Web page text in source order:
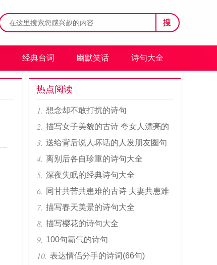
搜
经典台词 幽默笑话 诗句大全
热点阅读
想念却不敢打扰的诗句
描写女子美貌的古诗 夸女人漂亮的
经典诗词
送给背后说人坏话的人发朋友圈句
子
离别后各自珍重的诗句大全
深夜失眠的经典诗句大全
同甘共苦共患难的古诗 夫妻共患难
的诗句
描写春天美景的诗句大全
描写樱花的诗句大全
100句霸气的诗句
表达情侣分手的诗词(66句)